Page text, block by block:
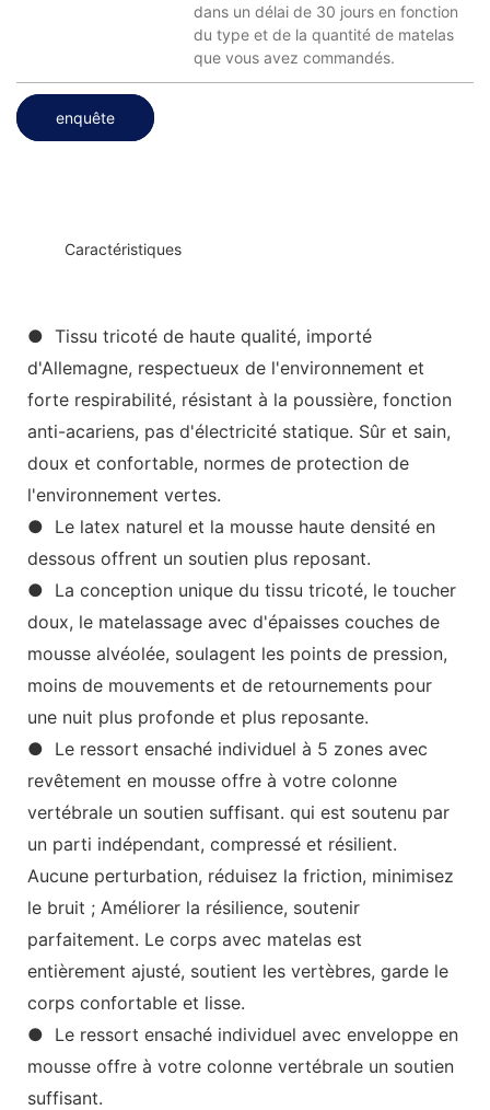
dans un délai de 30 jours en fonction
du type et de la quantité de matelas
que vous avez commandés.
enquête
Caractéristiques
● Tissu tricoté de haute qualité, importé
d'Allemagne, respectueux de l'environnement et
forte respirabilité, résistant à la poussière, fonction
anti-acariens, pas d'électricité statique. Sûr et sain,
doux et confortable, normes de protection de
l'environnement vertes.
● Le latex naturel et la mousse haute densité en
dessous offrent un soutien plus reposant.
● La conception unique du tissu tricoté, le toucher
doux, le matelassage avec d'épaisses couches de
mousse alvéolée, soulagent les points de pression,
moins de mouvements et de retournements pour
une nuit plus profonde et plus reposante.
● Le ressort ensaché individuel à 5 ​​zones avec
revêtement en mousse offre à votre colonne
vertébrale un soutien suffisant. qui est soutenu par
un parti indépendant, compressé et résilient.
Aucune perturbation, réduisez la friction, minimisez
le bruit ; Améliorer la résilience, soutenir
parfaitement. Le corps avec matelas est
entièrement ajusté, soutient les vertèbres, garde le
corps confortable et lisse.
● Le ressort ensaché individuel avec enveloppe en
mousse offre à votre colonne vertébrale un soutien
suffisant.